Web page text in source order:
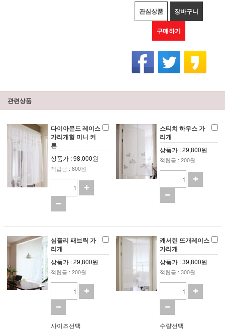
관심상품 장바구니
구매하기
관련상품
다이아몬드 레이스
가리개형 미니 커
튼
상품가 : 98,000원
적립금 : 800원
스티치 하우스 가
리개
상품가 : 29,800원
적립금 : 200원
심플리 패브릭 가
리개
상품가 : 29,800원
적립금 : 200원
사이즈선택
캐서린 뜨개레이스
가리개
상품가 : 39,800원
적립금 : 300원
수량선택